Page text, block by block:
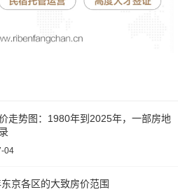
走势图：1980年到2025年，一部房地
04
京各区的大致房价范围